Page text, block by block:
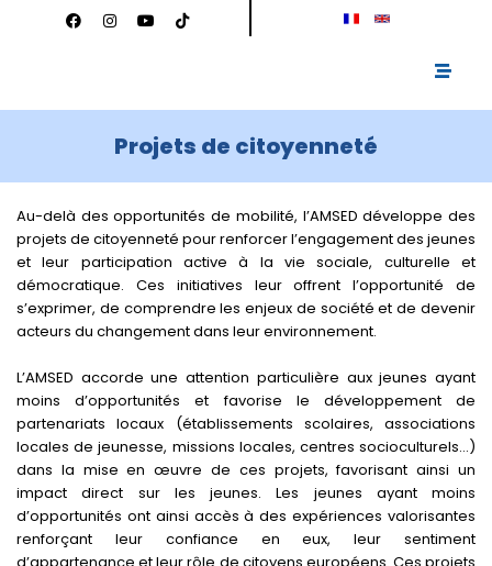
Projets de citoyenneté
Au-delà des opportunités de mobilité, l’AMSED développe des
projets de citoyenneté pour renforcer l’engagement des jeunes
et leur participation active à la vie sociale, culturelle et
démocratique. Ces initiatives leur offrent l’opportunité de
s’exprimer, de comprendre les enjeux de société et de devenir
acteurs du changement dans leur environnement.
L’AMSED accorde une attention particulière aux jeunes ayant
moins d’opportunités et favorise le développement de
partenariats locaux (établissements scolaires, associations
locales de jeunesse, missions locales, centres socioculturels…)
dans la mise en œuvre de ces projets, favorisant ainsi un
impact direct sur les jeunes. Les jeunes ayant moins
d’opportunités ont ainsi accès à des expériences valorisantes
renforçant leur confiance en eux, leur sentiment